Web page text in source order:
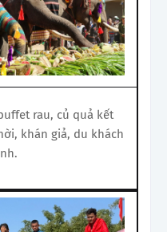
rau, củ quả kết
khán giả, du khách